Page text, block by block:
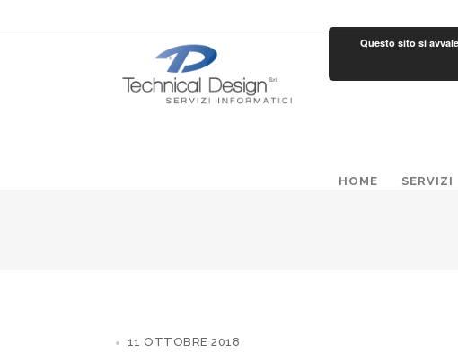
HOME SERVIZI
11 OTTOBRE 2018
Questo sito si